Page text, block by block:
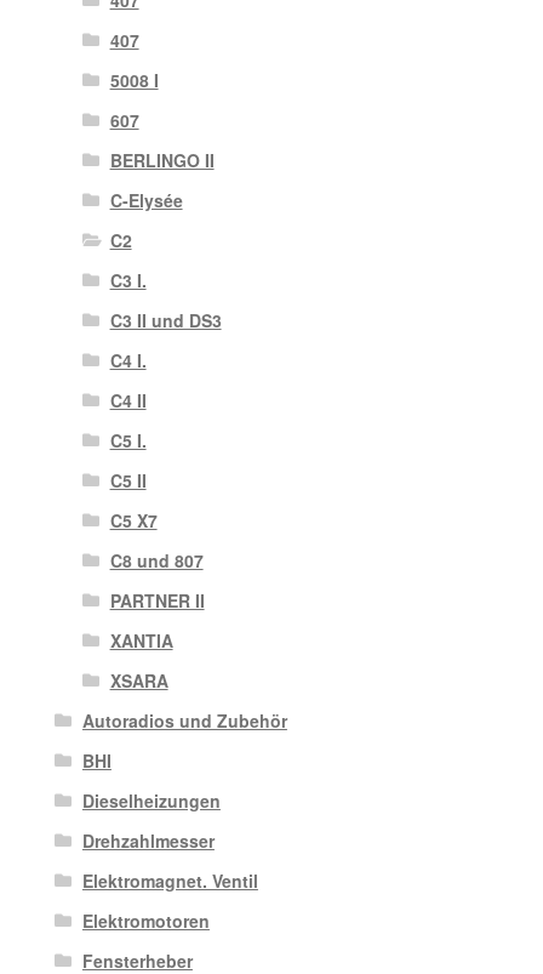
407
5008 I
607
BERLINGO II
C-Elysée
C2
C3 I.
C3 II und DS3
C4 I.
C4 II
C5 I.
C5 II
C5 X7
C8 und 807
PARTNER II
XANTIA
XSARA
Autoradios und Zubehör
BHI
Dieselheizungen
Drehzahlmesser
Elektromagnet. Ventil
Elektromotoren
Fensterheber